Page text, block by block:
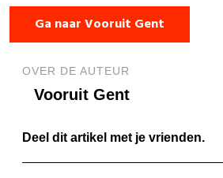
Ga naar Vooruit Gent
OVER DE AUTEUR
Vooruit Gent
Deel dit artikel met je vrienden.